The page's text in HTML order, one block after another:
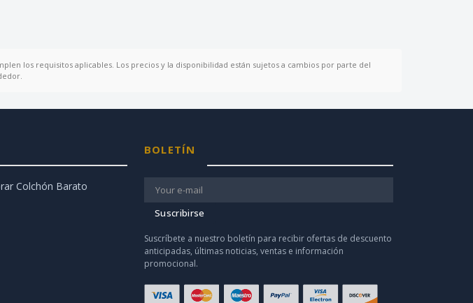
los requisitos aplicables. Los precios y la disponibilidad están sujetos a cambios por parte del
Colchón Barato
BOLETÍN
Suscribirse
Suscríbete a nuestro boletín para recibir ofertas de descuento
anticipadas, últimas noticias, ventas e información
promocional.